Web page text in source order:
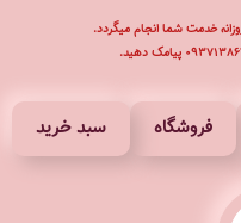
خدمت شما انجام میگردد.
فروشگاه سبد خرید